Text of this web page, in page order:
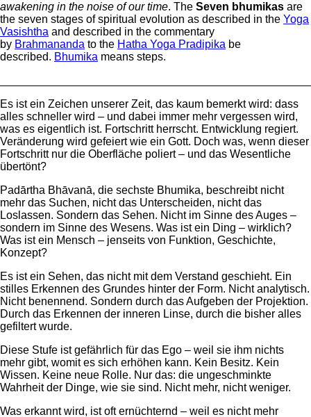
awakening in the noise of our time. The Seven bhumikas are
the seven stages of spiritual evolution as described in the Yoga
Vasishtha and described in the commentary
by Brahmananda to the Hatha Yoga Pradipika be
described. Bhumika means steps.
Es ist ein Zeichen unserer Zeit, das kaum bemerkt wird: dass
alles schneller wird – und dabei immer mehr vergessen wird,
was es eigentlich ist. Fortschritt herrscht. Entwicklung regiert.
Veränderung wird gefeiert wie ein Gott. Doch was, wenn dieser
Fortschritt nur die Oberfläche poliert – und das Wesentliche
übertönt?
Padārtha Bhāvanā, die sechste Bhumika, beschreibt nicht
mehr das Suchen, nicht das Unterscheiden, nicht das
Loslassen. Sondern das Sehen. Nicht im Sinne des Auges –
sondern im Sinne des Wesens. Was ist ein Ding – wirklich?
Was ist ein Mensch – jenseits von Funktion, Geschichte,
Konzept?
Es ist ein Sehen, das nicht mit dem Verstand geschieht. Ein
stilles Erkennen des Grundes hinter der Form. Nicht analytisch.
Nicht benennend. Sondern durch das Aufgeben der Projektion.
Durch das Erkennen der inneren Linse, durch die bisher alles
gefiltert wurde.
Diese Stufe ist gefährlich für das Ego – weil sie ihm nichts
mehr gibt, womit es sich erhöhen kann. Kein Besitz. Kein
Wissen. Keine neue Rolle. Nur das: die ungeschminkte
Wahrheit der Dinge, wie sie sind. Nicht mehr, nicht weniger.
Was erkannt wird, ist oft ernüchternd – weil es nicht mehr